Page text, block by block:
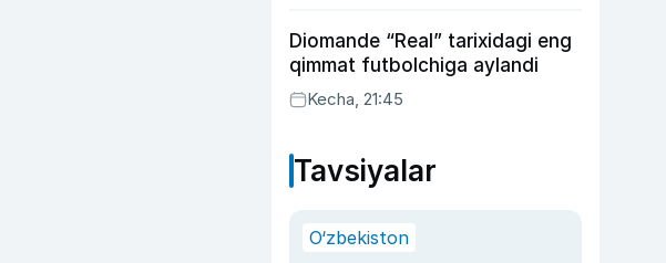
Diomande “Real” tarixidagi eng
qimmat futbolchiga aylandi
Kecha, 21:45
Tavsiyalar
O‘zbekiston